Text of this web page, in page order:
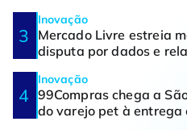
Inovação
Mercado Livre estreia
disputa por dados e
Inovação
99Compras chega a
do varejo pet à entrega